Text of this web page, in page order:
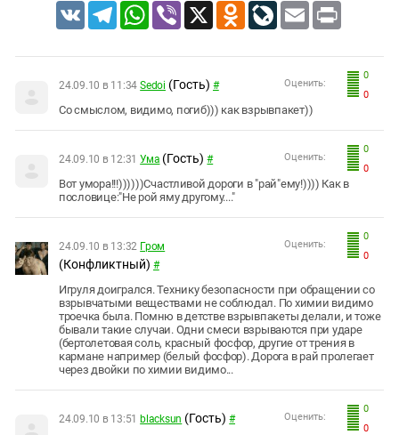
VK TelegramWhatsApp
Viber X Odnoklassniki
LiveJournal
Email Print
0
0
Оценить:
24.09.10 в 11:34 Sedoi (Гость) #
Со смыслом, видимо, погиб))) как взрывпакет))
0
0
Оценить:
24.09.10 в 12:31 Ума (Гость) #
Вот умора!!!))))))Счастливой дороги в "рай"ему!)))) Как в
пословице:"Не рой яму другому...."
0
0
Оценить:
24.09.10 в 13:32 Гром
(Конфликтный) #
Игруля доигрался. Технику безопасности при обращении со
взрывчатыми веществами не соблюдал. По химии видимо
троечка была. Помню в детстве взрывпакеты делали, и тоже
бывали такие случаи. Одни смеси взрываются при ударе
(бертолетовая соль, красный фосфор, другие от трения в
кармане например (белый фосфор). Дорога в рай пролегает
через двойки по химии видимо...
0
0
Оценить:
24.09.10 в 13:51 blacksun (Гость) #